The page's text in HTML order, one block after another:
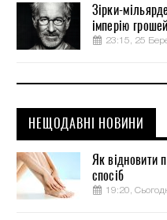
Зірки-
імперію грошей
23:15, 25
НЕЩОДАВНІ НОВИНИ
Як відновити
спосіб
19:20,